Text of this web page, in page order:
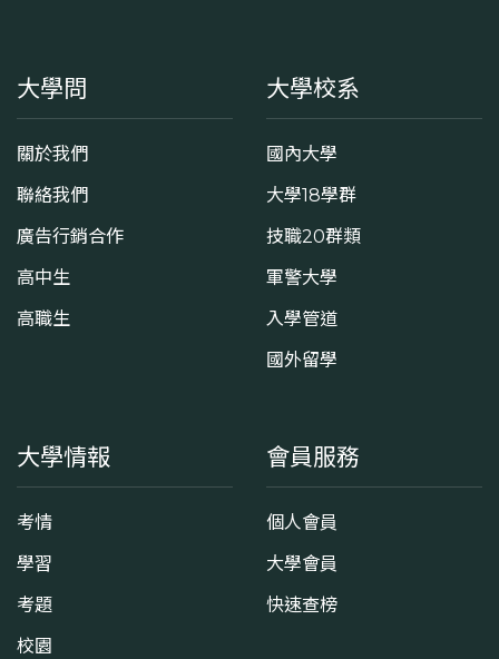
大學問
關於我們
聯絡我們
廣告行銷合作
高中生
高職生
大學校系
國內大學
大學18學群
技職20群類
軍警大學
入學管道
國外留學
大學情報
考情
學習
考題
校園
會員服務
個人會員
大學會員
快速查榜